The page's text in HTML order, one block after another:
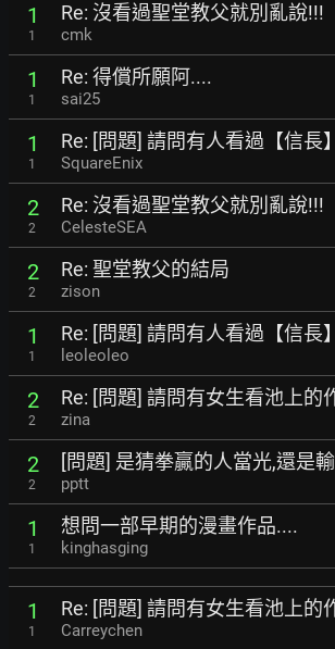
1
1
Re: 沒看過聖堂教父就別亂說!!!
cmk
1
1
Re: 得償所願阿....
sai25
1
1
Re: [問題] 請問有人看過【信長
SquareEnix
2
2
Re: 沒看過聖堂教父就別亂說!!!
CelesteSEA
2
2
Re: 聖堂教父的結局
zison
1
1
Re: [問題] 請問有人看過【信長
leoleoleo
2
2
Re: [問題] 請問有女生看池上的
zina
2
2
[問題] 是猜拳贏的人當光,還是
pptt
1
1
想問一部早期的漫畫作品....
kinghasging
1
1
Re: [問題] 請問有女生看池上的
Carreychen